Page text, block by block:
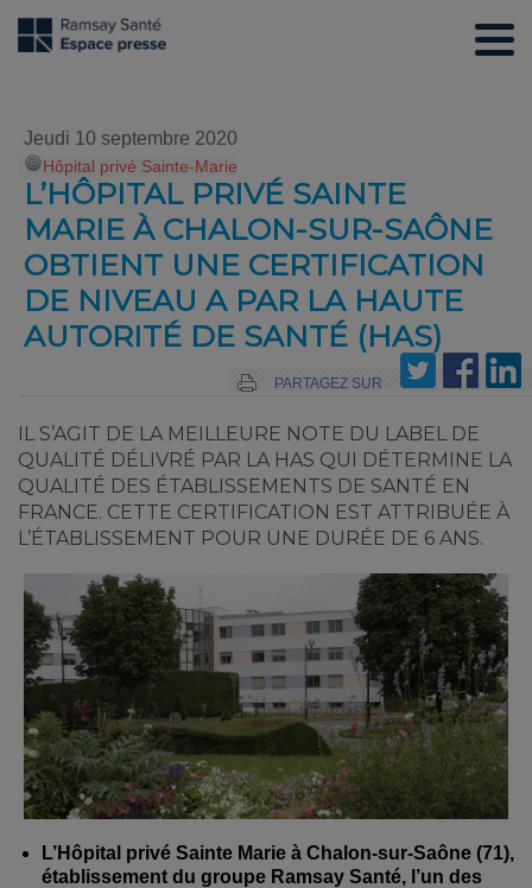
Jeudi 10 septembre 2020
Hôpital privé Sainte-Marie
L’HÔPITAL PRIVÉ SAINTE
MARIE À CHALON-SUR-SAÔNE
OBTIENT UNE CERTIFICATION
DE NIVEAU A PAR LA HAUTE
AUTORITÉ DE SANTÉ (HAS)
PARTAGEZ SUR
IL S’AGIT DE LA MEILLEURE NOTE DU LABEL DE
QUALITÉ DÉLIVRÉ PAR LA HAS QUI DÉTERMINE LA
QUALITÉ DES ÉTABLISSEMENTS DE SANTÉ EN
FRANCE. CETTE CERTIFICATION EST ATTRIBUÉE À
L’ÉTABLISSEMENT POUR UNE DURÉE DE 6 ANS.
L’Hôpital privé Sainte Marie à Chalon-sur-Saône (71),
établissement du groupe Ramsay Santé, l’un des